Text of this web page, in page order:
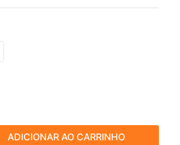
ADICIONAR AO CARRINHO